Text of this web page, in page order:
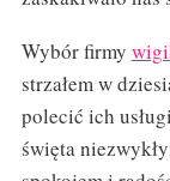
Wybór firmy
strzałem w
polecić ich
święta